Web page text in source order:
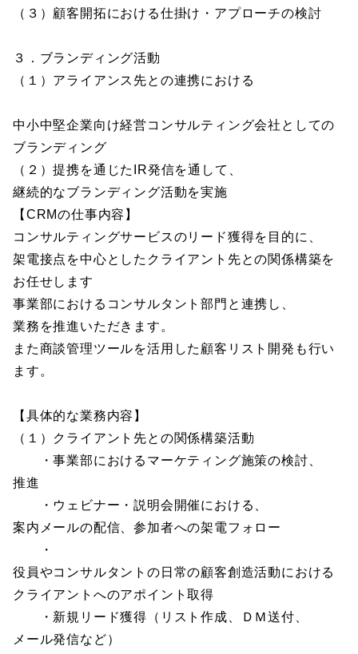
（３）顧客開拓における仕掛け・アプローチの検討
３．ブランディング活動
（１）アライアンス先との連携における
中小中堅企業向け経営コンサルティング会社としての
ブランディング
（２）提携を通じたIR発信を通して、
継続的なブランディング活動を実施
【CRMの仕事内容】
コンサルティングサービスのリード獲得を目的に、
架電接点を中心としたクライアント先との関係構築を
お任せします
事業部におけるコンサルタント部門と連携し、
業務を推進いただきます。
また商談管理ツールを活用した顧客リスト開発も行い
ます。
【具体的な業務内容】
（１）クライアント先との関係構築活動
・事業部におけるマーケティング施策の検討、
推進
・ウェビナー・説明会開催における、
案内メールの配信、参加者への架電フォロー
・
役員やコンサルタントの日常の顧客創造活動における
クライアントへのアポイント取得
・新規リード獲得（リスト作成、ＤＭ送付、
メール発信など）